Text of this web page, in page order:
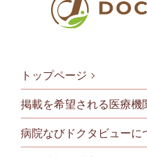
トップページ
掲載を希望される医療機
病院なびドクタビューに